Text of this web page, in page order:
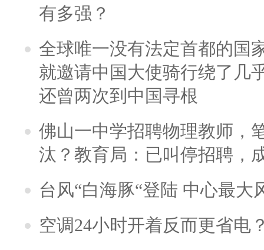
有多强？
全球唯一没有法定首都的国
就邀请中国大使骑行绕了几
还曾两次到中国寻根
佛山一中学招聘物理教师，
汰？教育局：已叫停招聘，
台风“白海豚“登陆 中心最大
空调24小时开着反而更省电